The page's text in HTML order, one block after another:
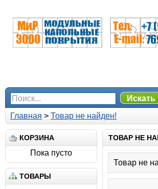
Искать
Главная > Товар не найден!
КОРЗИНА
Пока пусто
ТОВАРЫ
ТОВАР НЕ
Товар не